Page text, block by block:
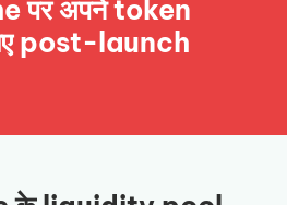
पर अपने token
post-launch